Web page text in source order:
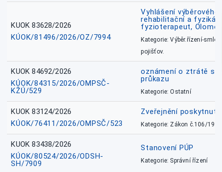
KUOK 83628/2026
KÚOK/81496/2026/OZ/7994
Vyhlášení
rehabilitační a
fyzioterapeut,
Kategorie: Výběr.řízení-
pojišťov.
KUOK 84692/2026
KÚOK/84315/2026/OMPSČ-
KŽÚ/529
oznámení o ztrátě
průkazu
Kategorie: Ostatní
KUOK 83124/2026
KÚOK/76411/2026/OMPSČ/523
Zveřejnění
Kategorie: Zákon č.106/1999
KUOK 83438/2026
KÚOK/80524/2026/ODSH-
SH/7909
Stanovení PÚP
Kategorie: Správní řízení